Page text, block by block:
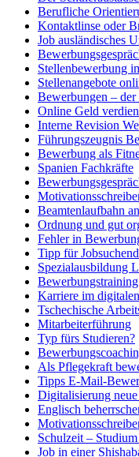
Berufliche
Kontaktlinse oder
Job ausländisches
Stellenbewerbung
Stellenangebote
Bewerbungen –
Online Geld
Interne Revision
Führungszeugnis
Bewerbung als
Spanien Fachkräfte
Beamtenlaufbahn
Ordnung und gut
Fehler in
Tipp für
Spezialausbildung
Karriere im
Tschechische
Mitarbeiterführung
Typ fürs Studieren?
Als Pflegekraft
Tipps E-Mail-
Digitalisierung
Englisch
Schulzeit –
Job in einer